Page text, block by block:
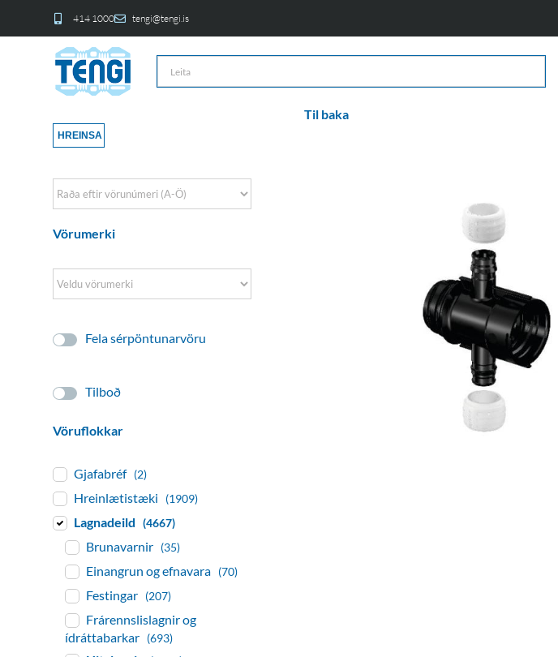
414 1000 tengi@tengi.is
Til baka
HREINSA
Sort Products
Vörumerki
Fela sérpöntunarvöru
Tilboð
Vöruflokkar
Gjafabréf (2)
Hreinlætistæki (1909)
Lagnadeild (4667)
Brunavarnir (35)
Einangrun og efnavara (70)
Festingar (207)
Frárennslislagnir og
ídráttabarkar (693)